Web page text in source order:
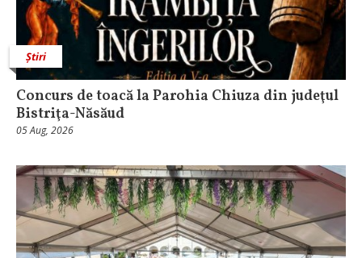
Știri
​Concurs de toacă la Parohia Chiuza din judeţul
Bistriţa-Năsăud
05 Aug, 2026